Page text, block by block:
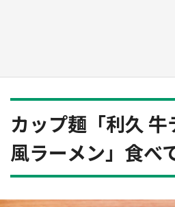
カップ麺「利久
風ラーメン」食べ